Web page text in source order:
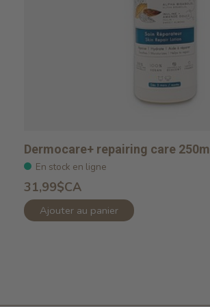
Dermocare+ repairing care 250ml
En stock en ligne
31,99$CA
Ajouter au panier